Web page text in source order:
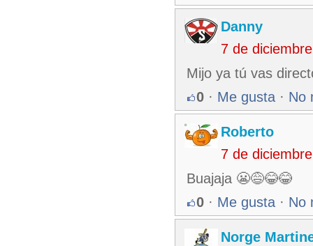
Danny
7 de
Mijo ya tú vas
0 · Me gusta · No
Roberto
7 de
Buajaja 😬😅😂😂
0 · Me gusta · No
Norge